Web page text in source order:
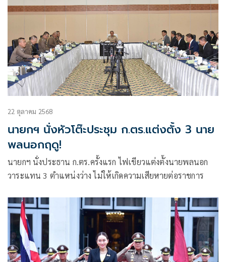
22 ตุลาคม 2568
นายกฯ นั่งหัวโต๊ะประชุม ก.ตร.แต่งตั้ง 3 นาย
พลนอกฤดู!
นายกฯ นั่งประธาน ก.ตร.ครั้งแรก ไฟเขียวแต่งตั้งนายพลนอก
วาระแทน 3 ตำแหน่งว่าง ไม่ให้เกิดความเสียหายต่อราชการ